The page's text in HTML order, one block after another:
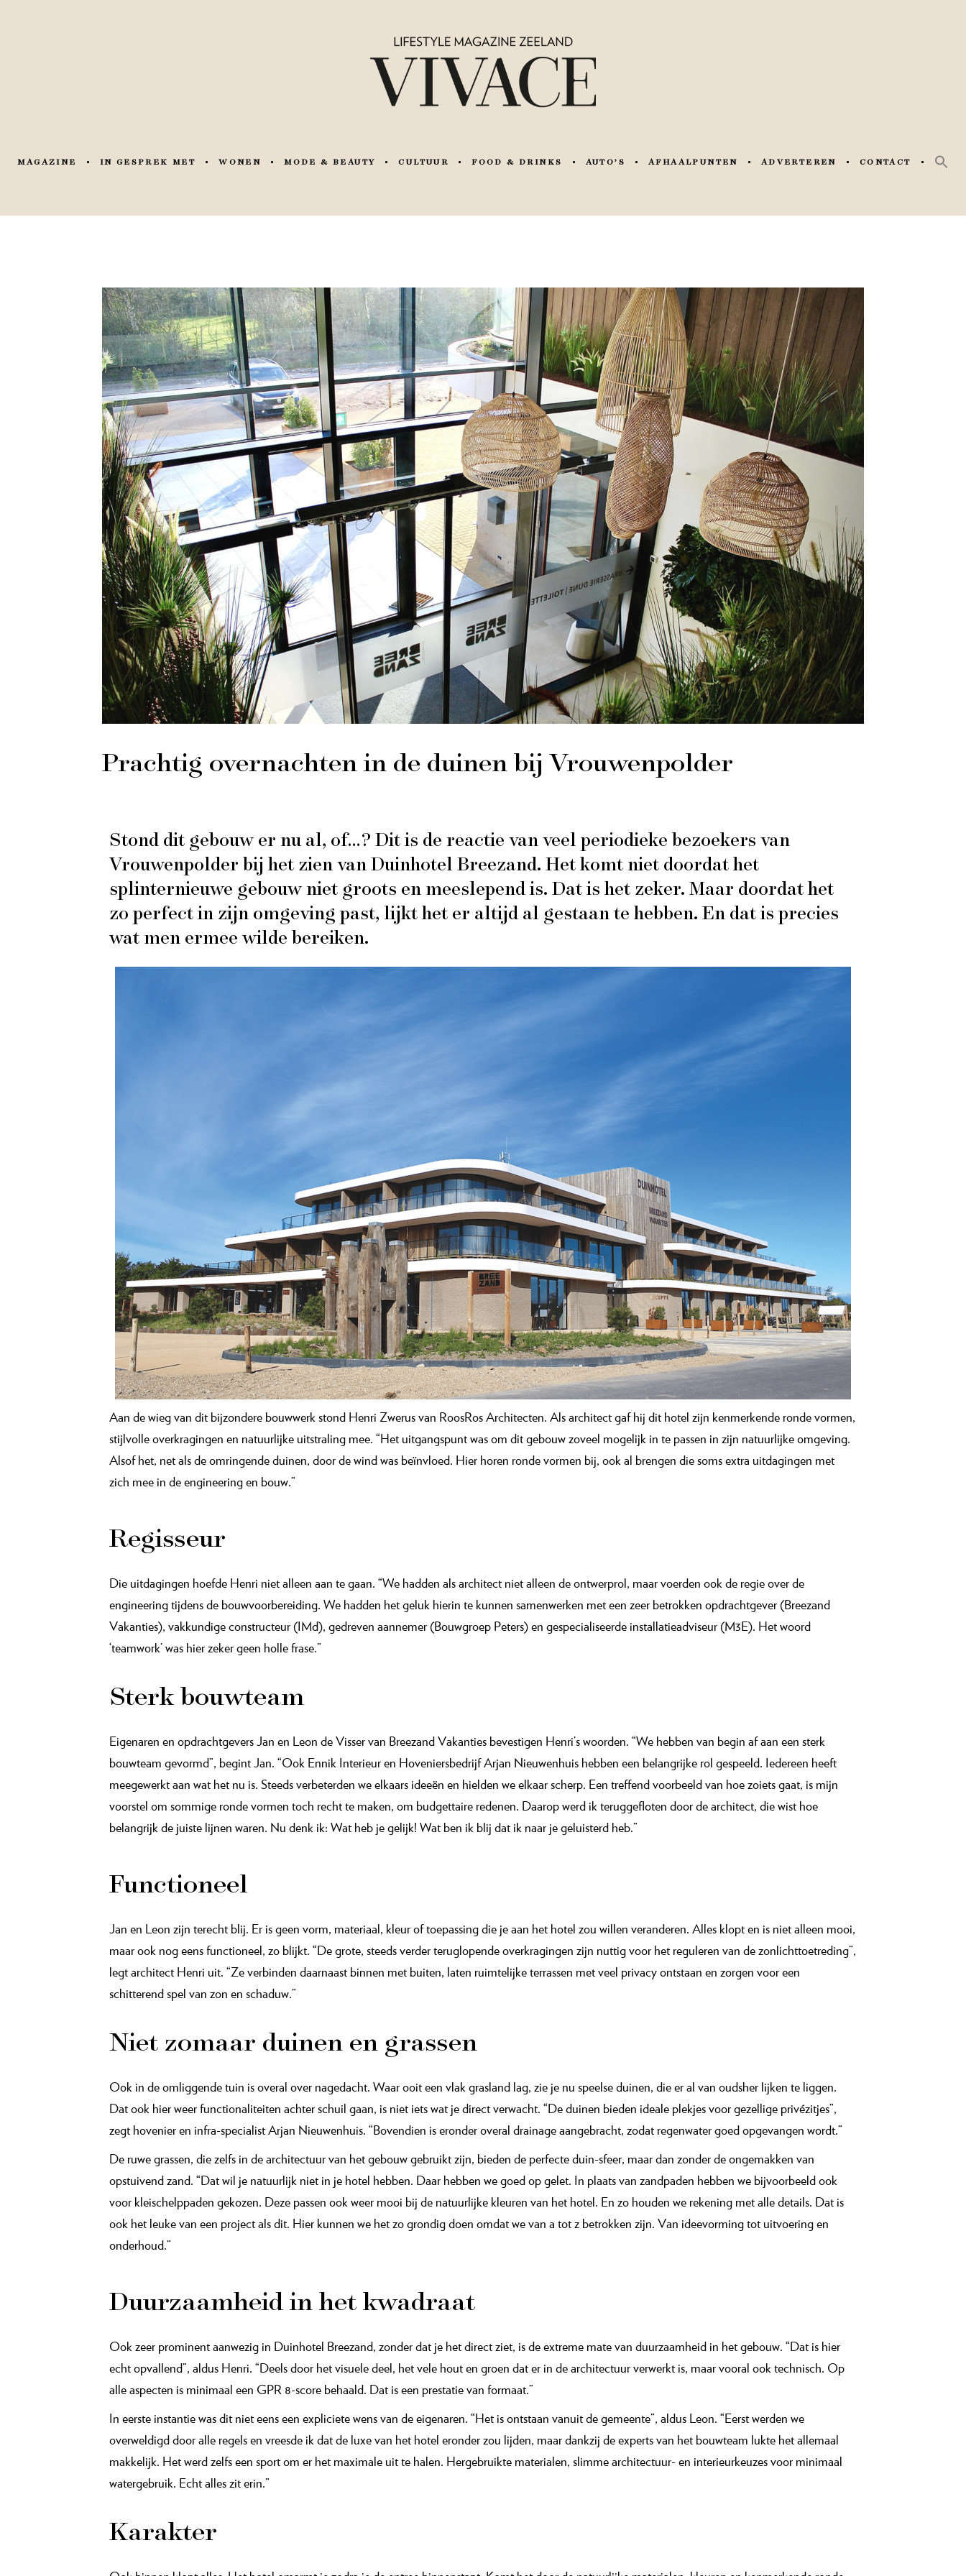
MAGAZINE IN GESPREK MET WONEN MODE & BEAUTY CULTUUR FOOD & DRINKS AUTO’S AFHAALPUNTEN ADVERTEREN CONTACT
Prachtig overnachten in de duinen bij Vrouwenpolder
Stond dit gebouw er nu al, of…? Dit is de reactie van veel periodieke bezoekers van
Vrouwenpolder bij het zien vanDuinhotel Breezand. Het komt niet doordat het
splinternieuwe gebouw niet groots en meeslepend is. Dat is het zeker. Maar doordat het
zo perfect in zijn omgeving past, lijkt het er altijd al gestaan te hebben. En dat is precies
wat men ermee wilde bereiken.
Aan de wieg van dit bijzondere bouwwerk stond Henri Zwerus van RoosRos Architecten. Als architect gaf hij dit hotel zijn kenmerkende ronde vormen,
stijlvolle overkragingen en natuurlijke uitstraling mee. “Het uitgangspunt was om dit gebouw zoveel mogelijk in te passen in zijn natuurlijke omgeving.
Alsof het, net als de omringende duinen, door de wind was beïnvloed. Hier horen ronde vormen bij, ook al brengen die soms extra uitdagingen met
zich mee in de engineering en bouw.”
Regisseur
Die uitdagingen hoefde Henri niet alleen aan te gaan. “We hadden als architect niet alleen de ontwerprol, maar voerden ook de regie over de
engineering tijdens de bouwvoorbereiding. We hadden het geluk hierin te kunnen samenwerken met een zeer betrokken opdrachtgever (Breezand
Vakanties), vakkundige constructeur (IMd), gedreven aannemer (Bouwgroep Peters) en gespecialiseerde installatieadviseur (M3E). Het woord
‘teamwork’ was hier zeker geen holle frase.”
bouwteam gevormd”, begint Jan. “Ook Ennik Interieur en Hoveniersbedrijf Arjan Nieuwenhuis hebben een belangrijke rol gespeeld. Iedereen heeft
meegewerkt aan wat het nu is. Steeds verbeterden we elkaars ideeën en hielden we elkaar scherp. Een treffend voorbeeld van hoe zoiets gaat, is mijn
voorstel om sommige ronde vormen toch recht te maken, om budgettaire redenen. Daarop werd ik teruggefloten door de architect, die wist hoe
belangrijk de juiste lijnen waren. Nu denk ik: Wat heb je gelijk! Wat ben ik blij dat ik naar je geluisterd heb.”
Functioneel
Jan en Leon zijn terecht blij. Er is geen vorm, materiaal, kleur of toepassing die je aan het hotel zou willen veranderen. Alles klopt en is niet alleen mooi,
maar ook nog eens functioneel, zo blijkt. “De grote, steeds verder teruglopende overkragingen zijn nuttig voor het reguleren van de zonlichttoetreding”,
legt architect Henri uit. “Ze verbinden daarnaast binnen met buiten, laten ruimtelijke terrassen met veel privacy ontstaan en zorgen voor een
schitterend spel van zon en schaduw.”
Niet zomaar duinen en grassen
Ook in de omliggende tuin is overal over nagedacht. Waar ooit een vlak grasland lag, zie je nu speelse duinen, die er al van oudsher lijken te liggen.